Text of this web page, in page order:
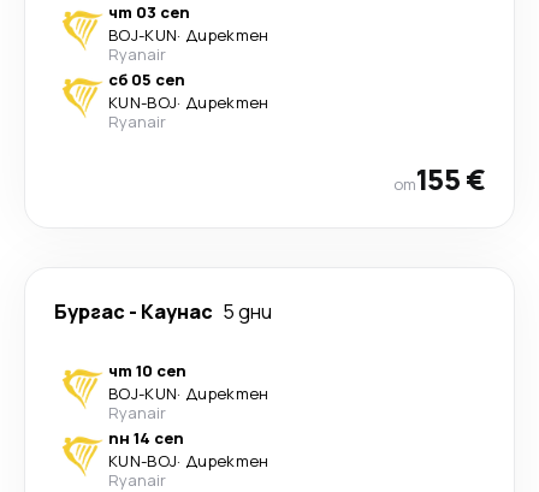
чт 03 сеп
BOJ-KUN· Директен
Ryanair
сб 05 сеп
KUN-BOJ· Директен
Ryanair
от155 €
Бургас - Каунас 5 дни
чт 10 сеп
BOJ-KUN· Директен
Ryanair
пн 14 сеп
KUN-BOJ· Директен
Ryanair